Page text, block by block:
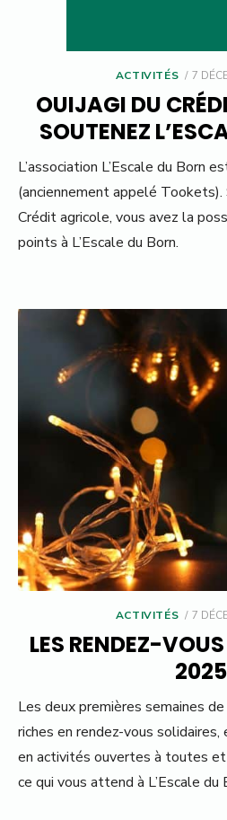
ACTIVITÉS
ON
7
OUIJAGI DU
SOUTENEZ
L’association L’Escale du Born
(anciennement appelé
Crédit agricole, vous avez la
points à L’Escale du Born.
ACTIVITÉS 7
LES RENDEZ-
2025
Les deux premières semaines
riches en rendez-vous
en activités ouvertes à toutes et
ce qui vous attend à L’Escale du